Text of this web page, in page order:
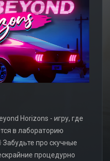
Horizons - игру, где
в лабораторию
про скучные
процедурно